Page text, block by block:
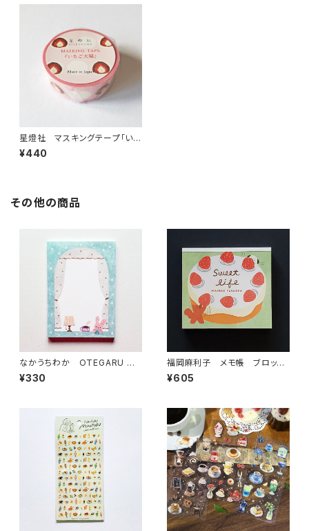
星燈社 マスキングテープ「いち
ご大福」 [MT5-510]
¥440
その他の商品
なかうちわか OTEGARU ME
MO うさぎさんと珈琲 メモ
帳
¥330
福岡麻利子 メモ帳 ブロック
メモ Sweet life ホールケ
ーキ
¥605